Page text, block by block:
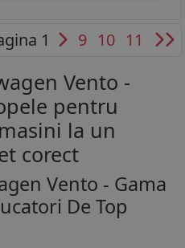
1 9 10 11
Vento -
pentru
la un
corect
Vento - Gama
De Top